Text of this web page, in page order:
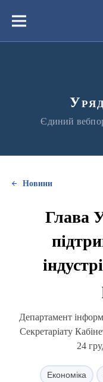
вмістуМеню
Єдиний
Новини
Глава
Департамент
Секретаріату
24
Економіка